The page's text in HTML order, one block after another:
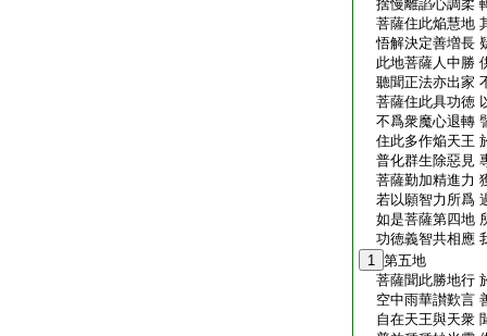
捨慢離諂心調柔
菩薩住此焔慧地
悟解決定善増長
此地菩薩人中勝
聽聞正法亦出家
菩薩住此具功徳
不爲衆魔心退轉
住此多作焔天王
普化群生除惡見
菩薩勤加精進力
若以願智力所爲
如是菩薩第四地
功徳義智共相應
1 第五地
菩薩聞此勝地行
空中雨華讃歎言
自在天王與天衆